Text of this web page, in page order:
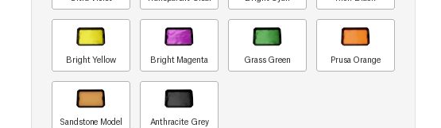
Bright Yellow Bright Magenta Grass Green Prusa Orange
Sandstone Model Anthracite Grey